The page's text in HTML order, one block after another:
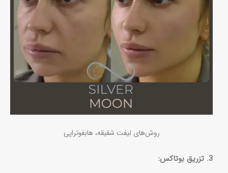
روش‌های لیفت شقیقه، هابفوتراپی
3. تزریق بوتاکس: